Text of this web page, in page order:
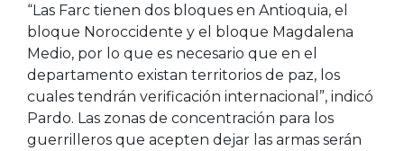
“Las Farc tienen dos bloques en Antioquia, el
bloque Noroccidente y el bloque Magdalena
Medio, por lo que es necesario que en el
departamento existan territorios de paz, los
cuales tendrán verificación internacional”, indicó
Pardo. Las zonas de concentración para los
guerrilleros que acepten dejar las armas serán